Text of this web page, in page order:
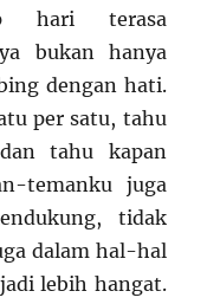
hari terasa
bukan hanya
dengan hati.
per satu, tahu
tahu kapan
temanku juga
tidak
dalam hal-hal
lebih hangat.